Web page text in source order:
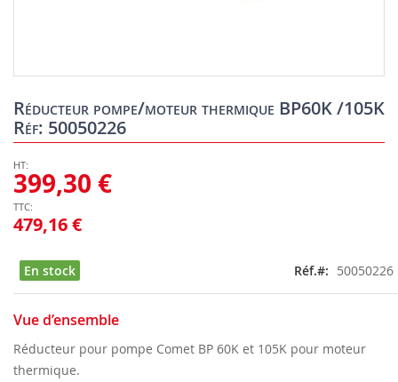
Réducteur pompe/moteur thermique BP60K /105K
Réf: 50050226
479,16 €
399,30 €
En stock Réf. 50050226
Vue d’ensemble
Réducteur pour pompe Comet BP 60K et 105K pour moteur
thermique.
to
the
beginning
the
images
gallery